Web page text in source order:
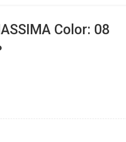
Color: 08